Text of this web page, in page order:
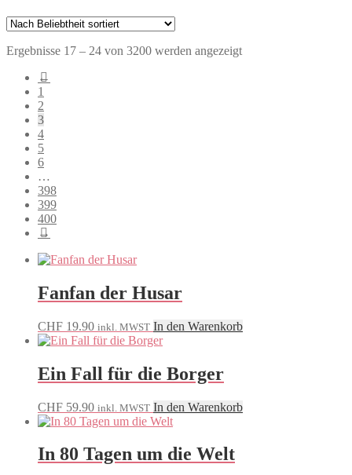
Ergebnisse 17 – 24 von 3200 werden angezeigtNach
←
1
2
3
4
5
6
…
398
399
400
→
Fanfan der Husar
CHF 19.90 inkl. MWST In den Warenkorb
Ein Fall für die Borger
CHF 59.90 inkl. MWST In den Warenkorb
In 80 Tagen um die Welt